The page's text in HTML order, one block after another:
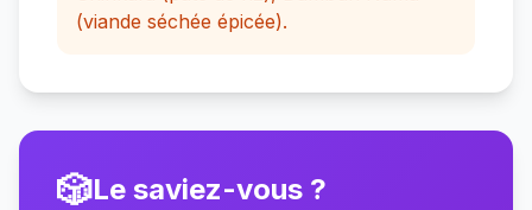
(viande séchée épicée).
🎲Le saviez-vous ?